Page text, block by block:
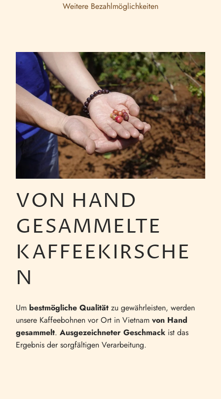
Weitere Bezahlmöglichkeiten
VON HAND
GESAMMELTE
KAFFEEKIRSCHE
N
Um bestmögliche Qualität zu gewährleisten, werden
unsere Kaffeebohnen vor Ort in Vietnam von Hand
gesammelt. Ausgezeichneter Geschmack ist das
Ergebnis der sorgfältigen Verarbeitung.